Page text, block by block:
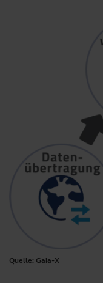
Quelle: Gaia-X